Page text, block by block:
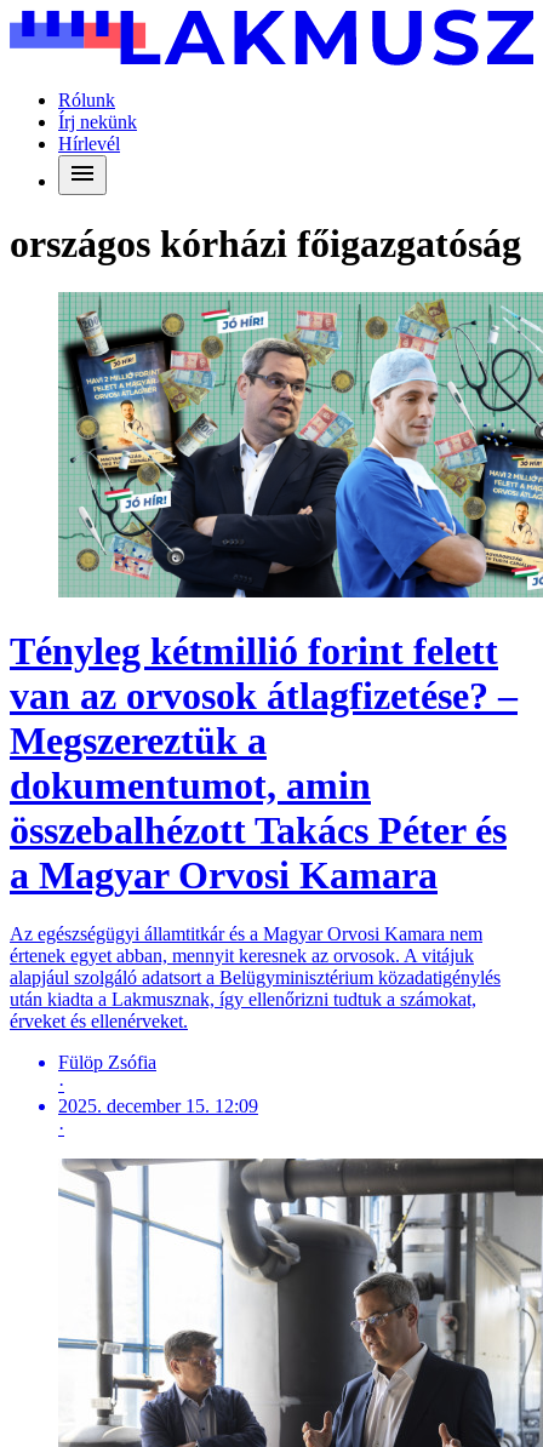
Rólunk
Írj nekünk
Hírlevél
országos kórházi főigazgatóság
Tényleg kétmillió forint felett
van az orvosok átlagfizetése? –
Megszereztük a
dokumentumot, amin
összebalhézott Takács Péter és
a Magyar Orvosi Kamara
Az egészségügyi államtitkár és a Magyar Orvosi Kamara nem
értenek egyet abban, mennyit keresnek az orvosok. A vitájuk
alapjául szolgáló adatsort a Belügyminisztérium közadatigénylés
után kiadta a Lakmusznak, így ellenőrizni tudtuk a számokat,
érveket és ellenérveket.
Fülöp Zsófia
·
2025. december 15. 12:09
·